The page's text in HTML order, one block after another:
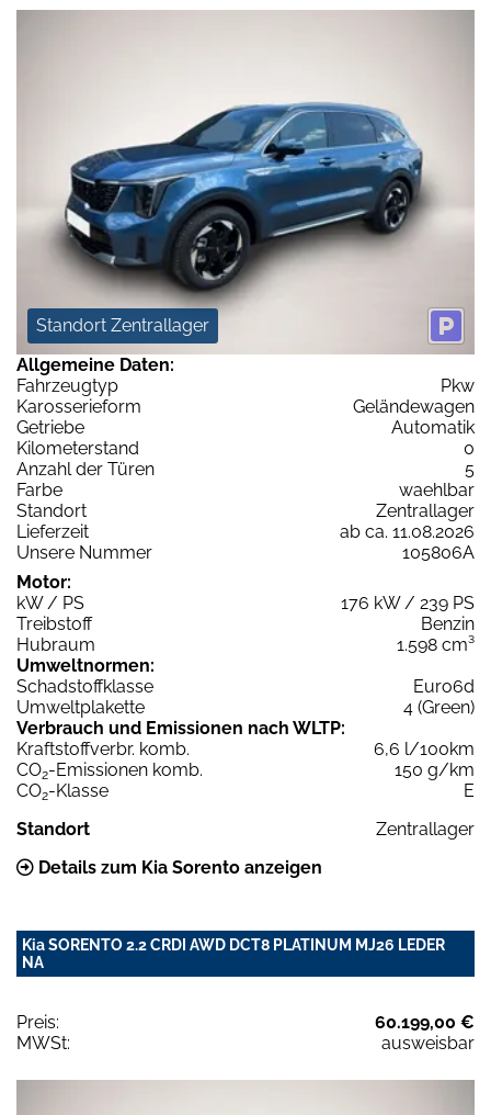
Standort Zentrallager
Allgemeine Daten:
Fahrzeugtyp
Pkw
Karosserieform
Geländewagen
Getriebe
Automatik
Kilometerstand
0
Anzahl der Türen
5
Farbe
waehlbar
Standort
Zentrallager
Lieferzeit
ab ca. 11.08.2026
Unsere Nummer
105806A
Motor:
kW / PS
176 kW / 239 PS
Treibstoff
Benzin
Hubraum
1.598 cm³
Umweltnormen:
Schadstoffklasse
Euro6d
Umweltplakette
4 (Green)
Verbrauch und Emissionen nach WLTP:
Kraftstoffverbr. komb.
6,6 l/100km
CO2-Emissionen komb.
150 g/km
CO2-Klasse
E
Standort
Zentrallager
Details zum Kia Sorento anzeigen
Kia SORENTO 2.2 CRDI AWD DCT8 PLATINUM MJ26 LEDER
NA
Preis:
60.199,00 €
MWSt:
ausweisbar